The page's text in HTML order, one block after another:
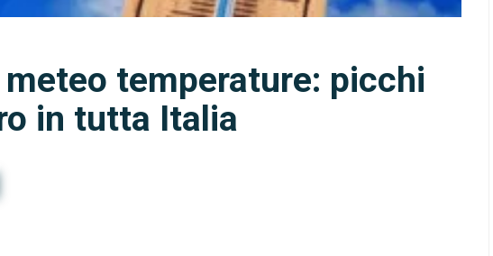
temperature: picchi
in tutta Italia